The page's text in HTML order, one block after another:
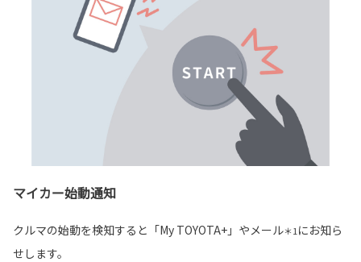
マイカー始動通知
クルマの始動を検知すると「My TOYOTA+」やメール＊1 にお知ら
せします。